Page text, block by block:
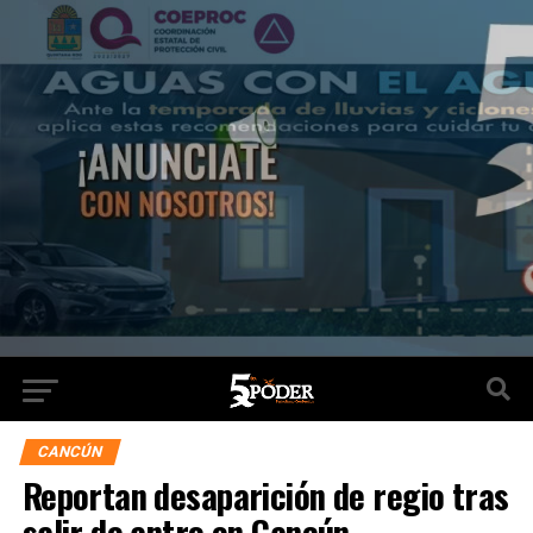
CANCÚN
Reportan desaparición de regio tras